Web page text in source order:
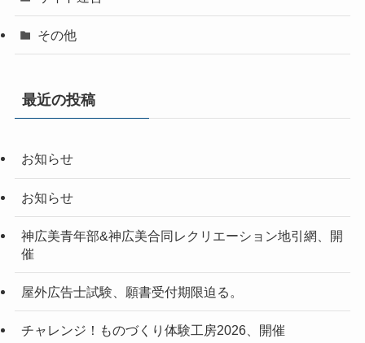
その他
最近の投稿
お知らせ
お知らせ
神広美青年部&神広美合同レクリエーション地引網、開
催
屋外広告士試験、願書受付期限迫る。
チャレンジ！ものづくり体験工房2026、開催